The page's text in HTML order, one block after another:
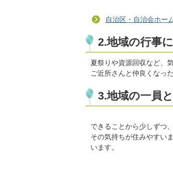
自治区・自治会ホー
2.地域の行事
夏祭りや資源回収など、
ご近所さんと仲良くなっ
3.地域の一員
できることから少しずつ
その気持ちが住みやすい
います。